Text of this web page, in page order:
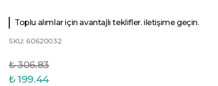
Toplu alımlar için avantajlı teklifler. iletişime geçin.
SKU: 60620032
₺ 306.83
₺ 199.44